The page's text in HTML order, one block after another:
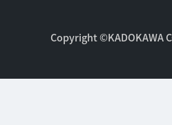
Copyright ©KADOKAWA